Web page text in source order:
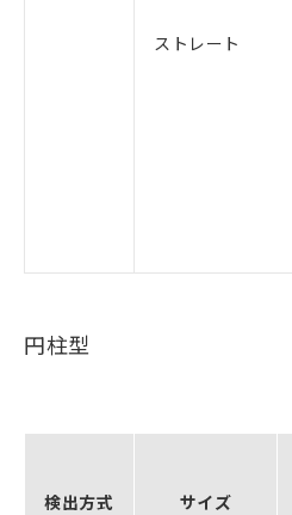
ストレート
円柱型
検出方式 サイズ